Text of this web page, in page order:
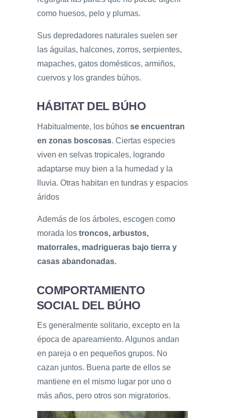
como huesos, pelo y plumas.
Sus depredadores naturales suelen ser
las águilas, halcones, zorros, serpientes,
mapaches, gatos domésticos, armiños,
cuervos y los grandes búhos.
HÁBITAT DEL BÚHO
Habitualmente, los búhos se encuentran
en zonas boscosas. Ciertas especies
viven en selvas tropicales, logrando
adaptarse muy bien a la humedad y la
lluvia. Otras habitan en tundras y espacios
áridos
Además de los árboles, escogen como
morada los troncos, arbustos,
matorrales, madrigueras bajo tierra y
casas abandonadas.
COMPORTAMIENTO
SOCIAL DEL BÚHO
Es generalmente solitario, excepto en la
época de apareamiento. Algunos andan
en pareja o en pequeños grupos. No
cazan juntos. Buena parte de ellos se
mantiene en el mismo lugar por uno o
más años, pero otros son migratorios.